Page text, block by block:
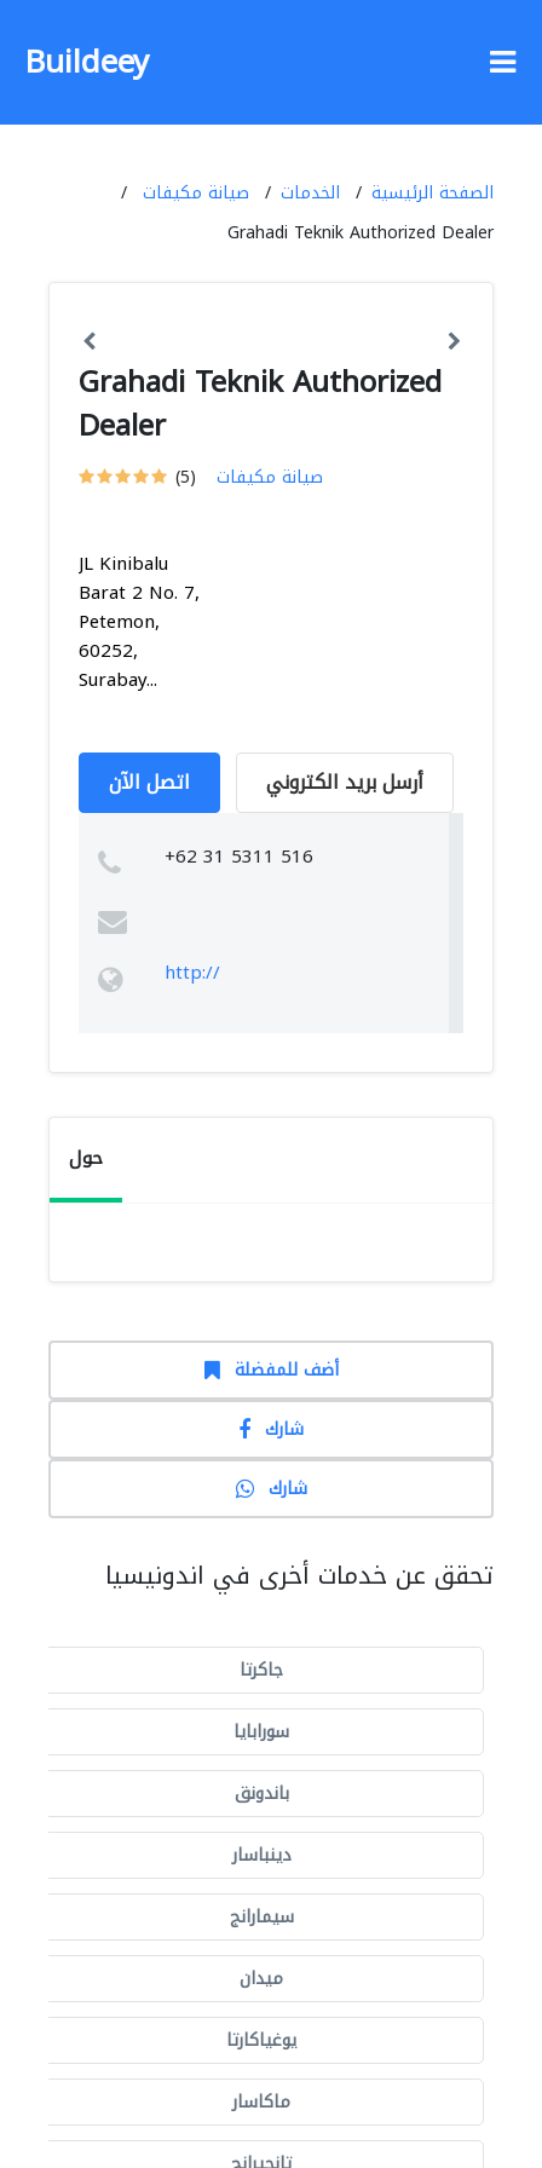
Buildeey
الصفحة الرئيسية الخدمات
صيانة مكيفات
Grahadi Teknik Authorized Dealer
Grahadi Teknik Authorized
Dealer
(5) صيانة مكيفات
JL Kinibalu
Barat 2 No. 7,
Petemon,
60252,
Surabay...
اتصل الآن أرسل بريد الكتروني
+62 31 5311 516
http://
حول
أضف للمفضلة
شارك
شارك
تحقق عن خدمات أخرى في اندونيسيا
جاكرتا
سورابايا
باندونق
دينباسار
سيمارانج
ميدان
يوغياكارتا
ماكاسار